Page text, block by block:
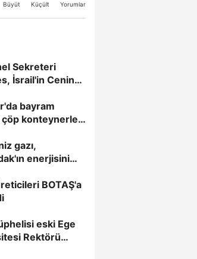
Büyüt Küçült Yorumlar
Sekreteri
İsrail'in Cenin
bayram
çöp konteynerleri
gazı,
enerjisini
BOTAŞ'a
eski Ege
Rektörü